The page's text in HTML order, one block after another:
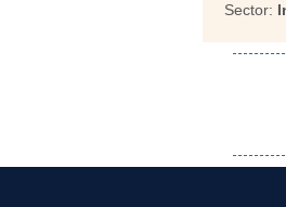
Sector: